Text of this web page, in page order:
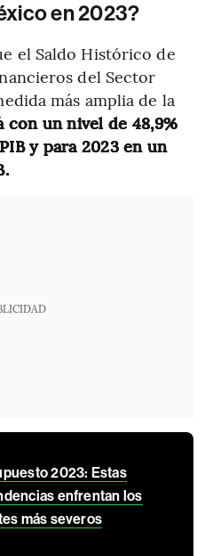
en 2023?
el Saldo Histórico de
del Sector
más amplia de la
un nivel de 48,9%
y para 2023 en un
2023: Estas
enfrentan los
más severos